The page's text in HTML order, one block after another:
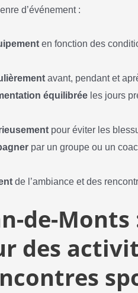
d’événement :
en fonction des
avant, pendant et
équilibrée les jours
pour éviter les
par un groupe ou un
de l’ambiance et des
de-
des